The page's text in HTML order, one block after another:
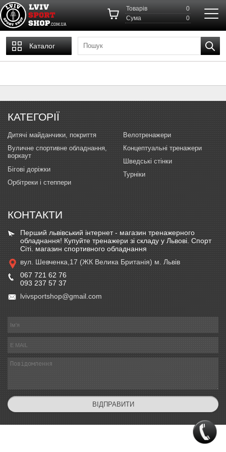
Товарів
0
Cума
0
Каталог
КАТЕГОРІЇ
Дитячі майданчики, покриття
Вуличне спортивне обладнання,
воркаут
Бігові доріжки
Орбітреки і степпери
Велотренажери
Концептуальні тренажери
Шведські стінки
Турніки
КОНТАКТИ
Перший львівський інтернет - магазин тренажерного
обладнання! Купуйте тренажери зі складу у Львові. Спорт
Сіті. магазин спортивного обладнання
вул. Шевченка,17 (ЖК Велика Британія) м. Львів
067 721 62 76
093 237 57 37
lvivsportshop@gmail.com